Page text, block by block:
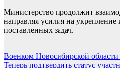
Министерство продолжит
направляя усилия на
поставленных задач.
Навигация
Военком Новосибирской
Теперь подтвердить статус